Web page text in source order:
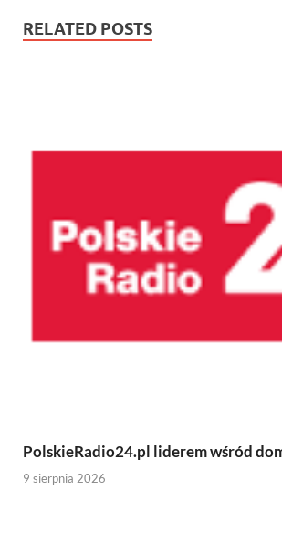
RELATED POSTS
PolskieRadio24.pl liderem wśród
9 sierpnia 2026